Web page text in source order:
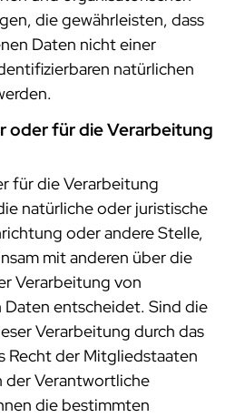
die gewährleisten, dass
Daten nicht einer
natürlichen
oder für die Verarbeitung
für die Verarbeitung
natürliche oder juristische
oder andere Stelle,
mit anderen über die
Verarbeitung von
entscheidet. Sind die
Verarbeitung durch das
Recht der Mitgliedstaaten
der Verantwortliche
die bestimmten